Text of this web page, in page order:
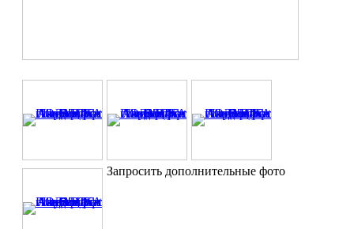
Запросить дополнительные фото